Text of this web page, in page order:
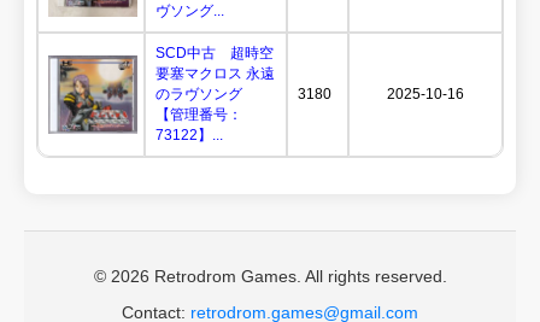
ヴソング...
SCD中古 超時空
要塞マクロス 永遠
のラヴソング
【管理番号：
73122】...
3180 2025-10-16
© 2026 Retrodrom Games. All rights reserved.
Contact: retrodrom.games@gmail.com